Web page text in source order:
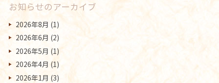
お知らせのアーカイブ
2026年8月 (1)
2026年6月 (2)
2026年5月 (1)
2026年4月 (1)
2026年1月 (3)